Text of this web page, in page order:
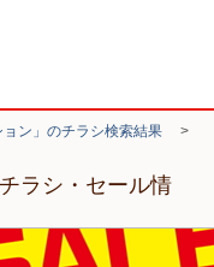
ョン」のチラシ検索結果 >
ラシ・セール情